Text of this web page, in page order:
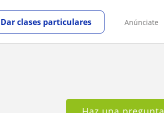
Anúnciate
Dar clases particulares